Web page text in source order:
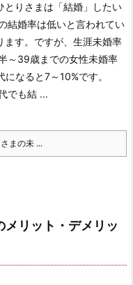
とりさまは「結婚」したい
結婚率は低いと言われてい
ます。ですが、生涯未婚率
～39歳までの女性未婚率
なると7～10%です。
でも結 ...
まの未 ...
メリット・デメリッ